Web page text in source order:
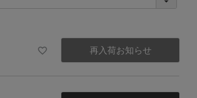
再入荷お知らせ